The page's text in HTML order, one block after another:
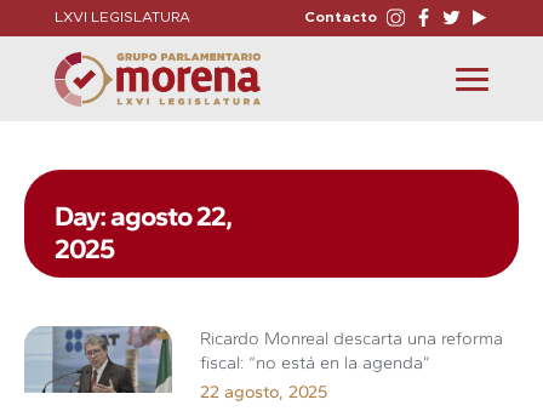
LXVI LEGISLATURA Contacto
Toggle
navigation
Day: agosto 22,
2025
Ricardo Monreal descarta una reforma
fiscal: “no está en la agenda”
22 agosto, 2025